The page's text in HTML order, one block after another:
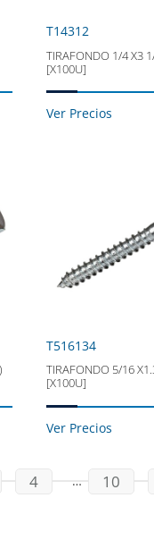
T14312
TIRAFONDO 1/4 X3 1/2 (90)
[X100U]
Ver Precios
T516134
TIRAFONDO 5/16 X1.3/4 (45)
[X100U]
Ver Precios
4 … 10